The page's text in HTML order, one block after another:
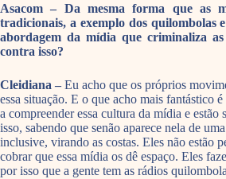
Asacom – Da mesma forma que as
tradicionais, a exemplo dos quilombolas
abordagem da mídia que criminaliza
contra isso?
Cleidiana – Eu acho que os próprios
essa situação. E o que acho mais fantástico
a compreender essa cultura da mídia e estão
isso, sabendo que senão aparece nela de
inclusive, virando as costas. Eles não estão
cobrar que essa mídia os dê espaço. Eles
por isso que a gente tem as rádios